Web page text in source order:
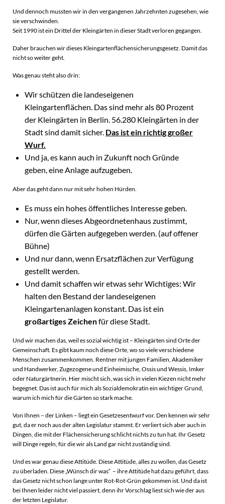
Und dennoch mussten wir in den vergangenen Jahrzehnten zugesehen, wie
sie verschwinden.
Seit 1990 ist ein Drittel der Kleingärten in dieser Stadt verloren gegangen.
Daher brauchen wir dieses Kleingartenflächensicherungsgesetz. Damit das
nicht so weiter geht.
Was genau steht also drin:
Wir schützen die landeseigenen
Kleingartenflächen. Das sind mehr als 80 Prozent
der Kleingärten in Berlin. 56.280 Kleingärten in der
Stadt sind damit sicher. Das ist ein richtig großer
Wurf.
Und ja, es kann auch in Zukunft noch Gründe
geben, eine Anlage aufzugeben.
Aber das geht dann nur mit sehr hohen Hürden.
Es muss ein hohes öffentliches Interesse geben.
Nur, wenn dieses Abgeordnetenhaus zustimmt,
dürfen die Gärten aufgegeben werden. (auf offener
Bühne)
Und nur dann, wenn Ersatzflächen zur Verfügung
gestellt werden.
Und damit schaffen wir etwas sehr Wichtiges: Wir
halten den Bestand der landeseigenen
Kleingartenanlagen konstant. Das ist ein
großartiges Zeichenfür diese Stadt.
Und wir machen das, weil es sozial wichtig ist – Kleingärten sind Orte der
Gemeinschaft. Es gibt kaum noch diese Orte, wo so viele verschiedene
Menschen zusammenkommen. Rentner mit jungen Familien, Akademiker
und Handwerker, Zugezogene und Einheimische, Ossis und Wessis, Imker
oder Naturgärtnerin. Hier mischt sich, was sich in vielen Kiezen nicht mehr
begegnet. Das ist auch für mich als Sozialdemokratin ein wichtiger Grund,
warum ich mich für die Gärten so stark mache.
Von Ihnen – der Linken – liegt ein Gesetzesentwurf vor. Den kennen wir sehr
gut, da er noch aus der alten Legislatur stammt. Er verliert sich aber auch in
Dingen, die mit der Flächensicherung schlicht nichts zu tun hat. Ihr Gesetz
will Dinge regeln, für die wir als Land gar nicht zuständig sind.
Und es war genau diese Attitüde. Diese Attitüde, alles zu wollen, das Gesetz
zu überladen. Diese „Wünsch dir was“ – ihre Attitüde hat dazu geführt, dass
das Gesetz nicht schon lange unter Rot-Rot-Grün gekommen ist. Und da ist
bei Ihnen leider nicht viel passiert, denn ihr Vorschlag liest sich wie der aus
der letzten Legislatur.